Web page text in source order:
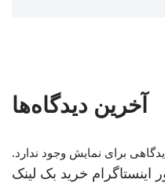
آخرین دیدگاه‌ها
برای نمایش وجود ندارد.
اینستاگرام خرید بک لینک